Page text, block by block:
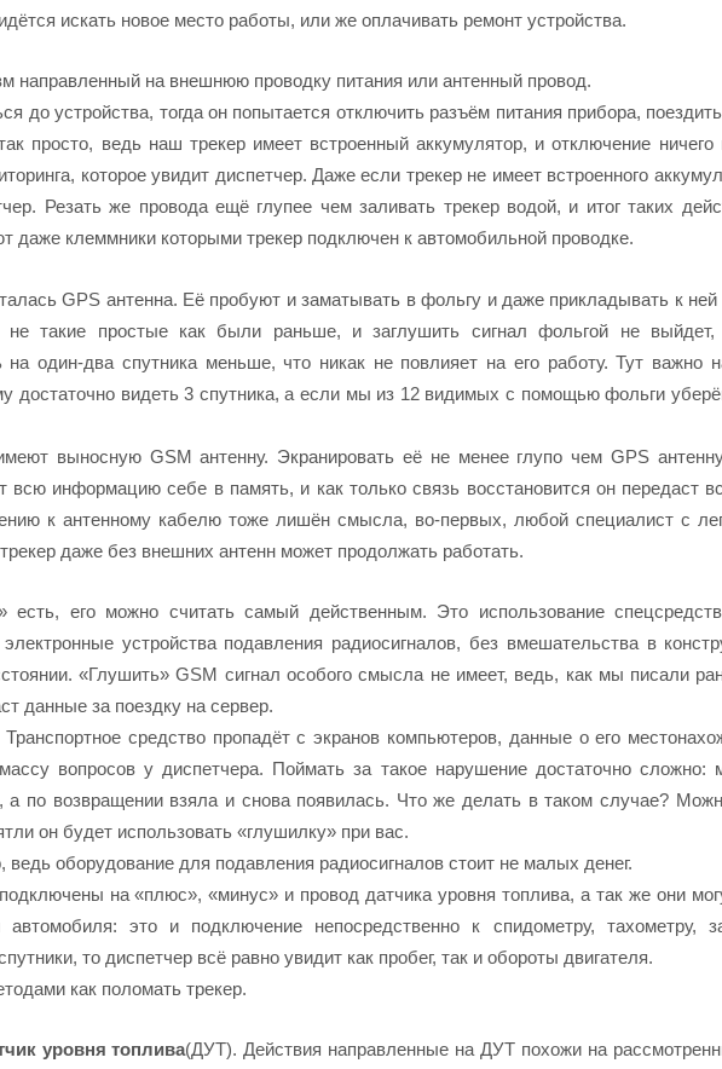
искать новое место работы, или же оплачивать ремонт устройства.
направленный на внешнюю проводку питания или антенный провод.
до устройства, тогда он попытается отключить разъём питания прибора,
просто, ведь наш трекеримеет встроенныйаккумулятор, и отключение ничего
которое увидит диспетчер. Даже если трекерне имеет встроенного
Резать же провода ещё глупее чем заливать трекерводой, и итог таких
даже клеммникикоторыми трекерподключен к автомобильной проводке.
GPS антенна. Её пробуют и заматывать в фольгу и даже прикладывать к ней
не такие простые как были раньше, и заглушить сигнал фольгой не
наодин-два спутника меньше, что никак не повлияет на его работу. Тут важно
достаточно видеть 3 спутника, а если мы из 12 видимых с помощью фольги
выносную GSM антенну. Экранировать её не менее глупо чем GPS
всю информацию себе в память, и как только связь восстановится он передаст
к антенному кабелю тоже лишён смысла, во-первых, любой специалист с
трекердаже без внешних антенн может продолжать работать.
есть, его можно считать самый действенным. Это использование
устройства подавления радиосигналов, без вмешательства в
«Глушить» GSM сигнал особого смысла не имеет, ведь, как мы писали
данные за поездку на сервер.
средство пропадёт с экранов компьютеров, данные о его
вопросов у диспетчера. Поймать за такое нарушение достаточно
а по возвращении взяла и снова появилась. Что же делать в таком случае?
он будет использовать «глушилку» при вас.
ведь оборудование для подавления радиосигналов стоит не малых денег.
на «плюс», «минус» и провод датчика уровня топлива, а так же они
это и подключение непосредственно к спидометру, тахометру,
то диспетчер всё равноувидит как пробег, так и обороты двигателя.
как поломать трекер.
уровня топлива(ДУТ). Действия направленные на ДУТ похожи на